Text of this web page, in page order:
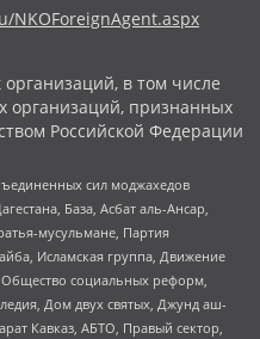
в том числе
организаций, признанных
Российской Федерации
сил моджахедов
База, Асбат аль-Ансар,
мусульмане, Партия
Исламская группа, Движение
Общество социальных реформ,
Дом двух святых, Джунд аш-
Кавказ, АБТО, Правый сектор,